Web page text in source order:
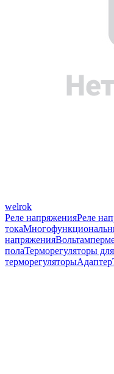
welrok
Реле напряженияРеле
тока
напряжения
полаТерморегуляторы
терморегуляторыАдаптер